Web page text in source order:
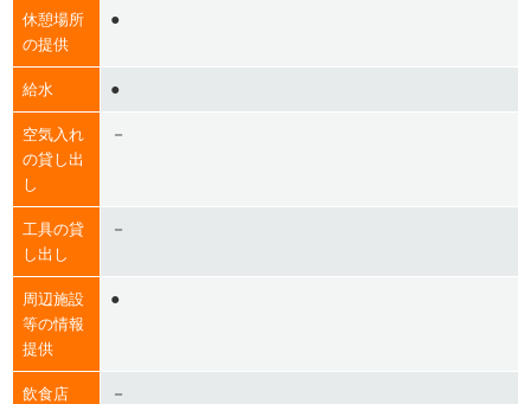
休憩場所
の提供
●
給水 ●
空気入れ
の貸し出
し
－
工具の貸
し出し
－
周辺施設
等の情報
提供
●
飲食店 －